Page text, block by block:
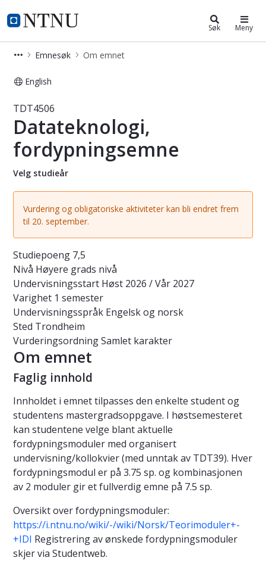
NTNU Hjemmeside
Studier Søk Meny
Emnesøk Om emnet
English
Emne - Datateknologi,
TDT4506
Datateknologi,
fordypningsemne
Velg studieår
Vurdering og obligatoriske aktiviteter kan bli endret frem
til 20. september.
Studiepoeng 7,5
Nivå Høyere grads nivå
Undervisningsstart Høst 2026 / Vår 2027
Varighet 1 semester
Undervisningsspråk Engelsk og norsk
Sted Trondheim
VurderingsordningSamlet karakter
Om emnet
Faglig innhold
Innholdet i emnet tilpasses den enkelte student og
studentens mastergradsoppgave. I høstsemesteret
kan studentene velge blant aktuelle
fordypningsmoduler med organisert
undervisning/kollokvier (med unntak av TDT39). Hver
fordypningsmodul er på 3.75 sp. og kombinasjonen
av 2 moduler gir et fullverdig emne på 7.5 sp.
Oversikt over fordypningsmoduler:
https://i.ntnu.no/wiki/-/wiki/Norsk/Teorimoduler+-
+IDI Registrering av ønskede fordypningsmoduler
skjer via Studentweb.